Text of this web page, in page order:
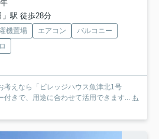
駅 徒歩28分
機置場 エアコン
バルコニー
考えなら「ビレッジハウス魚津北1号
付きで、用途に合わせて活用できます... も